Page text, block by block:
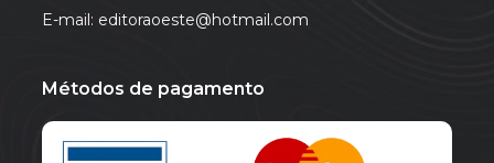
E-mail: editoraoeste@hotmail.com
Métodos de pagamento